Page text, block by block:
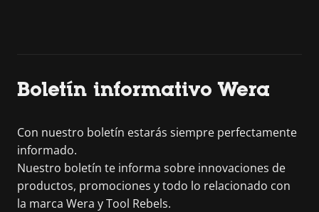
Boletín informativo Wera
Con nuestro boletín estarás siempre perfectamente
informado.
Nuestro boletín te informa sobre innovaciones de
productos, promociones y todo lo relacionado con
la marca Wera y Tool Rebels.